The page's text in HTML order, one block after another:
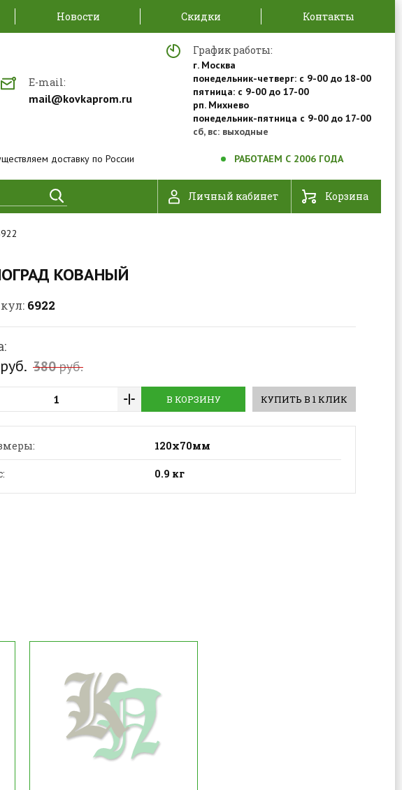
Новости Скидки Контакты
E-mail:
mail@kovkaprom.ru
График работы:
г. Москва
понедельник-четверг: с 9-00 до 18-00
пятница: с 9-00 до 17-00
рп. Михнево
понедельник-пятница с 9-00 до 17-00
сб, вс: выходные
доставку по России РАБОТАЕМ С 2006 ГОДА
Найти Личный кабинет Корзина
КОВАНЫЙ
6922
руб. 380руб.
КУПИТЬ В 1 КЛИК
В КОРЗИНУ
120х70мм
0.9 кг